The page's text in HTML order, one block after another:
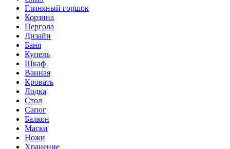
Глиняный горшок
Корзина
Пергола
Дизайн
Баня
Купель
Шкаф
Ванная
Кровать
Лодка
Стол
Сапог
Балкон
Маски
Ножи
Хранение